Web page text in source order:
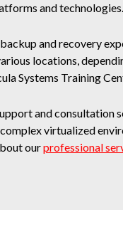
and technologies.
backup and recovery
locations,
Systems Training
and consultation
virtualized
ourprofessional